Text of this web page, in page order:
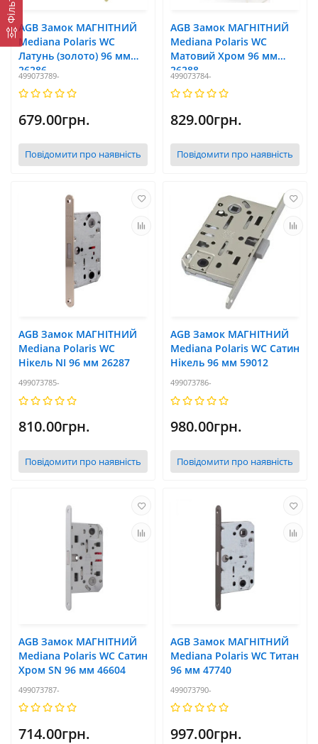
AGB Замок МАГНІТНИЙ
Mediana Polaris WC
Латунь (золото) 96 мм
26286
499073789-
679.00грн.
Повідомити про наявність
AGB Замок МАГНІТНИЙ
Mediana Polaris WC
Матовий Хром 96 мм
26288
499073784-
829.00грн.
Повідомити про наявність
AGB Замок МАГНІТНИЙ
Mediana Polaris WC
Нікель NI 96 мм 26287
499073785-
810.00грн.
Повідомити про наявність
AGB Замок МАГНІТНИЙ
Mediana Polaris WC Сатин
Нікель 96 мм 59012
499073786-
980.00грн.
Повідомити про наявність
AGB Замок МАГНІТНИЙ
Mediana Polaris WC Сатин
Хром SN 96 мм 46604
499073787-
714.00грн.
AGB Замок МАГНІТНИЙ
Mediana Polaris WC Титан
96 мм 47740
499073790-
997.00грн.